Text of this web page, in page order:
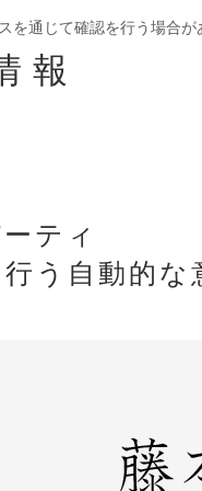
通じて確認を行う場合が
報
ティ
う自動的